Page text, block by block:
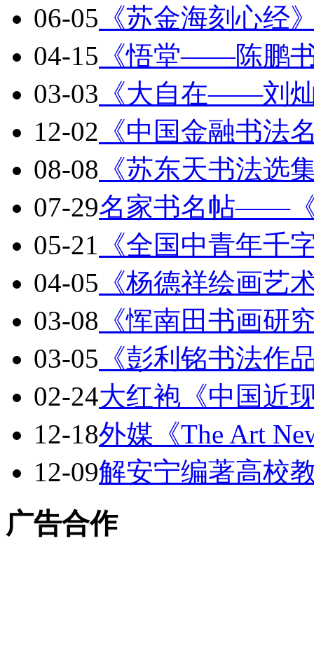
06-05 《苏金海刻心经
04-15 《悟堂——陈鹏
03-03 《大自在——刘
12-02 《中国金融书法
08-08 《苏东天书法选
07-29名家书名帖——
05-21 《全国中青年千
04-05 《杨德祥绘画艺
03-08 《恽南田书画研
03-05 《彭利铭书法作
02-24大红袍《中国近
12-18外媒《The Art
12-09解安宁编著高校
广告合作